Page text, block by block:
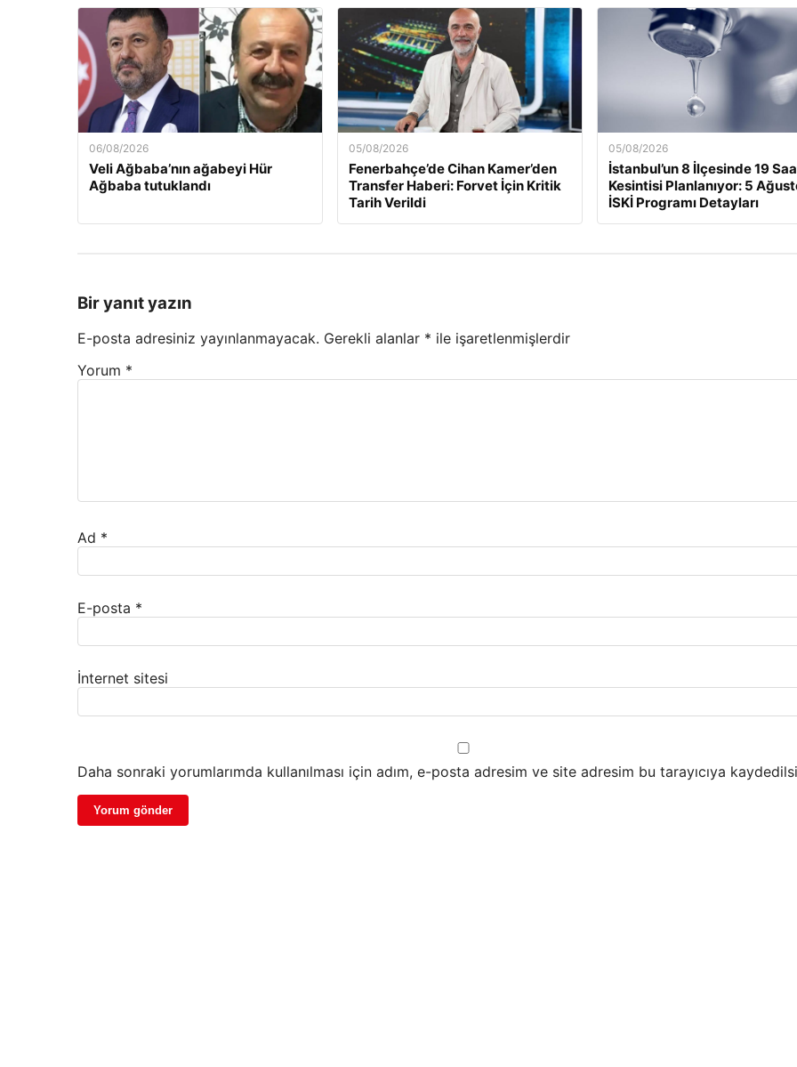
06/08/2026
Veli Ağbaba’nın ağabeyi Hür
Ağbaba tutuklandı
05/08/2026
Fenerbahçe’de Cihan Kamer’den
Transfer Haberi: Forvet İçin Kritik
Tarih Verildi
05/08/2026
İstanbul’un 8 İlçesinde 19
Kesintisi Planlanıyor: 5
İSKİ Programı Detayları
Bir yanıt yazın
E-posta adresiniz yayınlanmayacak. Gerekli alanlar * ile işaretlenmişlerdir
Yorum *
Ad *
E-posta *
İnternet sitesi
Daha sonraki yorumlarımda kullanılması için adım, e-posta adresim ve site adresim bu tarayıcıya